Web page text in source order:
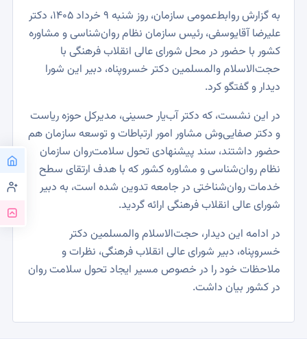
به گزارش روابط‌عمومی سازمان، روز شنبه ۹ خرداد ۱۴۰۵، دکتر
علیرضا آقایوسفی، رئیس سازمان نظام روان‌شناسی و مشاوره
کشور با حضور در محل شورای عالی انقلاب فرهنگی با
حجت‌الاسلام والمسلمین دکتر خسروپناه، دبیر این شورا
دیدار و گفتگو کرد.
در این نشست، که دکتر آب‌یار حسینی، مدیر‌کل حوزه ریاست
و دکتر صفایی‌وش مشاور امور ارتباطات و توسعه سازمان هم
حضور داشتند، سند پیشنهادی تحول سلامت‌روان سازمان
نظام روان‌شناسی و مشاوره کشور که با هدف ارتقای سطح
خدمات روان‌شناختی در جامعه تدوین شده است، به دبیر
شورای عالی انقلاب فرهنگی ارائه گردید.
در ادامه این دیدار، حجت‌الاسلام والمسلمین دکتر
خسروپناه، دبیر شورای عالی انقلاب فرهنگی، نظرات و
ملاحظات خود را در خصوص مسیر ایجاد تحول سلامت روان
در کشور بیان داشت.